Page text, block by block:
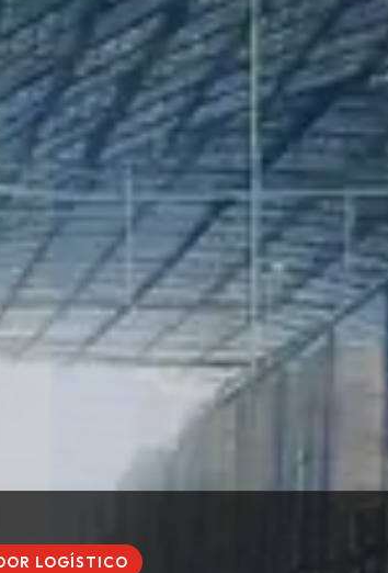
LOGÍSTICO